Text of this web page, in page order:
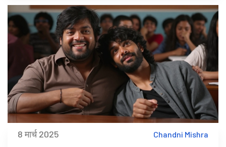
8 मार्च 2025 Chandni Mishra